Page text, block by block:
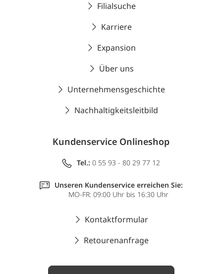
Filialsuche
Karriere
Expansion
Über uns
Unternehmensgeschichte
Nachhaltigkeitsleitbild
Kundenservice Onlineshop
Tel.: 0 55 93 - 80 29 77 12
Unseren Kundenservice erreichen Sie:
MO-FR: 09:00 Uhr bis 16:30 Uhr
Kontaktformular
Retourenanfrage